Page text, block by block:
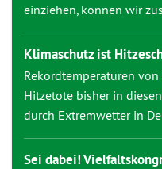
einziehen, können wir
Klimaschutz ist
Rekordtemperaturen
Hitzetote bisher in
durch Extremwetter in
Sei dabei!